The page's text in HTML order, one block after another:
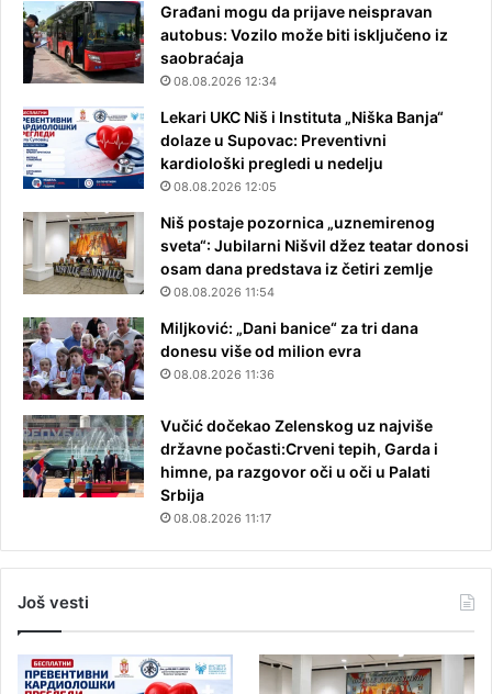
Građani mogu da prijave neispravan
autobus: Vozilo može biti isključeno iz
saobraćaja
08.08.2026 12:34
Lekari UKC Niš i Instituta „Niška Banja“
dolaze u Supovac: Preventivni
kardiološki pregledi u nedelju
08.08.2026 12:05
Niš postaje pozornica „uznemirenog
sveta“: Jubilarni Nišvil džez teatar donosi
osam dana predstava iz četiri zemlje
08.08.2026 11:54
Miljković: „Dani banice“ za tri dana
donesu više od milion evra
08.08.2026 11:36
Vučić dočekao Zelenskog uz najviše
državne počasti:Crveni tepih, Garda i
himne, pa razgovor oči u oči u Palati
Srbija
08.08.2026 11:17
Još vesti